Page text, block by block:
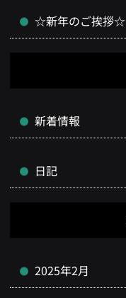
☆新年のご挨拶☆
新着情報
日記
2025年2月